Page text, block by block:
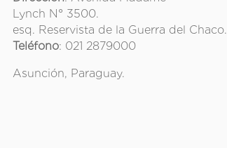
Lynch N° 3500.
esq. Reservista de la Guerra del Chaco.
Teléfono: 021 2879000
Asunción, Paraguay.